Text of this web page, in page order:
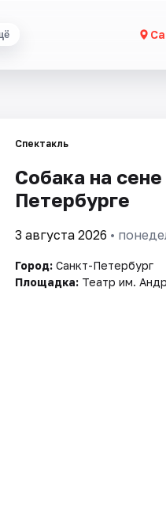
Спектакль
Собака на
Петербурге
3 августа 2026 •
Город: Санкт-Петербург
Площадка: Театр им.